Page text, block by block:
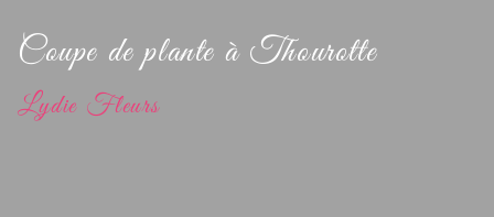
Coupe de plante à Thourotte
Lydie Fleurs